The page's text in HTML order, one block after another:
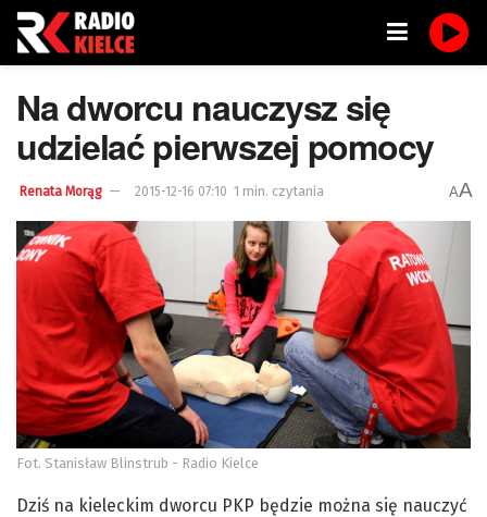
Na dworcu nauczysz się
udzielać pierwszej pomocy
Renata Morąg 2015-12-16 07:10 1 min. czytania AA
Fot. Stanisław Blinstrub - Radio Kielce
Dziś na kieleckim dworcu PKP będzie można się nauczyć